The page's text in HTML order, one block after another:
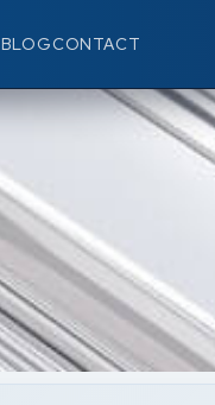
BLOGCONTACT